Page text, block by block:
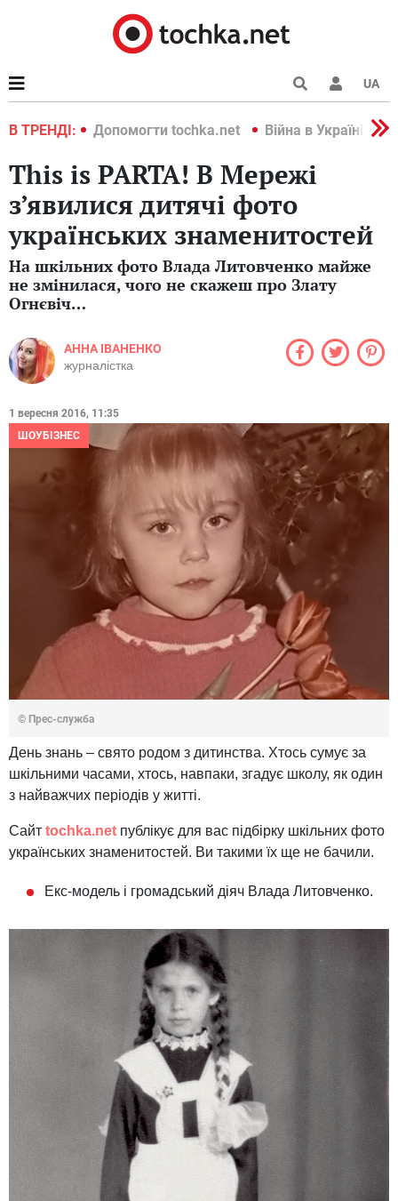
UA
В ТРЕНДІ:
2022 Допомогти tochka.net Війна в Україні 2022
This is PARTA! В Мережі
з’явилися дитячі фото
українських знаменитостей
На шкільних фото Влада Литовченко майже
не змінилася, чого не скажеш про Злату
Огнєвіч…
АННА ІВАНЕНКО
журналістка
1 вересня 2016, 11:35
ШОУБІЗНЕС
© Прес-служба
День знань – свято родом з дитинства. Хтось сумує за
шкільними часами, хтось, навпаки, згадує школу, як один
з найважчих періодів у житті.
Сайт tochka.net публікує для вас підбірку шкільних фото
українських знаменитостей. Ви такими їх ще не бачили.
Екс-модель і громадський діяч Влада Литовченко.